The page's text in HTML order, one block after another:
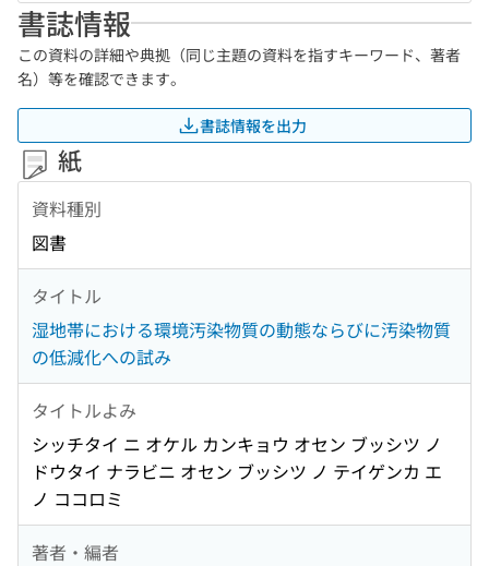
書誌情報
この資料の詳細や典拠（同じ主題の資料を指すキーワード、著者
名）等を確認できます。
書誌情報を出力
紙
資料種別
図書
タイトル
湿地帯における環境汚染物質の動態ならびに汚染物質
の低減化への試み
タイトルよみ
シッチタイ ニ オケル カンキョウ オセン ブッシツ ノ
ドウタイ ナラビニ オセン ブッシツ ノ テイゲンカ エ
ノ ココロミ
著者・編者